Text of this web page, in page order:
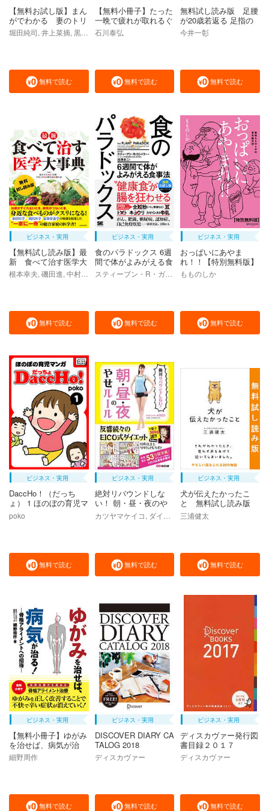
【無料お試し版】まん
がでわかる 妻のトリ
セツ
無料で読む
【無料小冊子】たった
一晩で疲れが取れるぐ
っすり睡眠法
石川泰弘
無料で読む
無料試し読み版 足腰
が20歳若返る 足指の
ばし
今井一彰
無料で読む
ビジネス・実用
【無料試し読み版】最
新 食べて治す医学大
事典
無料で読む
ビジネス・実用
食のパラドックス 6週
間で体がよみがえる食
事法【無料お試し版】
【固定レイアウト版】
スティーブン・R・ガンドリー, 白澤卓二
無料で読む
ビジネス・実用
おっぱいにあやま
れ！！【特別無料版】
もものしか
無料で読む
ビジネス・実用
DaccHo！（だっち
ょ） 1 ほのぼの育児マ
ンガ
poko
無料で読む
ビジネス・実用
絶対リバウンドしな
い！ 朝・昼・夜のや
せルール【お試し読
み】
無料で読む
ビジネス・実用
犬が伝えたかったこ
と 無料試し読み版
三浦健太
無料で読む
ビジネス・実用
【無料小冊子】ゆがみ
を治せば、病気が治
る！ ―骨格アライメ
ントへの招待―
細野周作
無料で読む
ビジネス・実用
DISCOVER DIARY CA
TALOG 2018
ディスカヴァー
無料で読む
ビジネス・実用
ディスカヴァー発行図
書目録２０１７
ディスカヴァー
無料で読む